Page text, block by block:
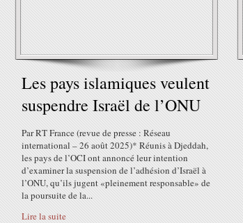
Les pays islamiques veulent
suspendre Israël de l’ONU
Par RT France (revue de presse : Réseau
international – 26 août 2025)* Réunis à Djeddah,
les pays de l’OCI ont annoncé leur intention
d’examiner la suspension de l’adhésion d’Israël à
l’ONU, qu’ils jugent «pleinement responsable» de
la poursuite de la...
Lire la suite